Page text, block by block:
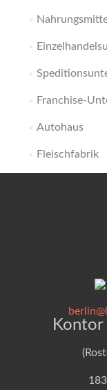
Franchise-
Autohaus
Fleischfabrik